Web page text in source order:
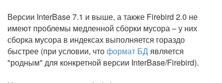
Версии InterBase 7.1 и выше, а также Firebird 2.0 не
имеют проблемы медленной сборки мусора – у них
сборка мусора в индексах выполняется гораздо
быстрее (при условии, чтоформат БДявляется
"родным" для конкретной версии InterBase/Firebird).